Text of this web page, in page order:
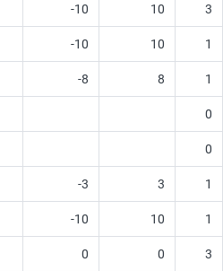
-10 10 3
-10 10 1
-8 8 1
0
0
-3 3 1
-10 10 1
0 0 3